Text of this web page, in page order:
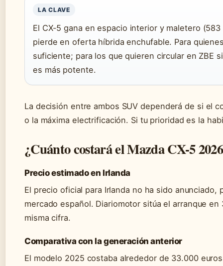
LA CLAVE
El CX-5 gana en espacio interior y maletero
pierde en oferta híbrida enchufable. Para
suficiente; para los que quieren circular en ZBE
es más potente.
La decisión entre ambos SUV dependerá de si el
o la máxima electrificación. Si tu prioridad es la
¿Cuánto costará el Mazda CX-5
Precio estimado en Irlanda
El precio oficial para Irlanda no ha sido
mercado español. Diariomotor sitúa el arranque
misma cifra.
Comparativa con la generación anterior
El modelo 2025 costaba alrededor de 33.000